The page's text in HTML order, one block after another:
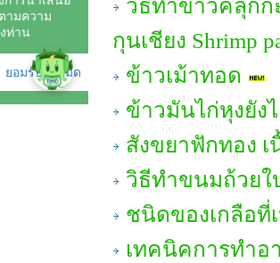
วิธีทำข้าวคลุก
กุนเชียง Shrimp
ข้าวเม้าทอด
ข้าวมันไก่หุงยัง
สังขยาฟักทอง
วิธีทำขนมถ้วยใ
ชนิดของเกลือที่
เทคนิคการทำ